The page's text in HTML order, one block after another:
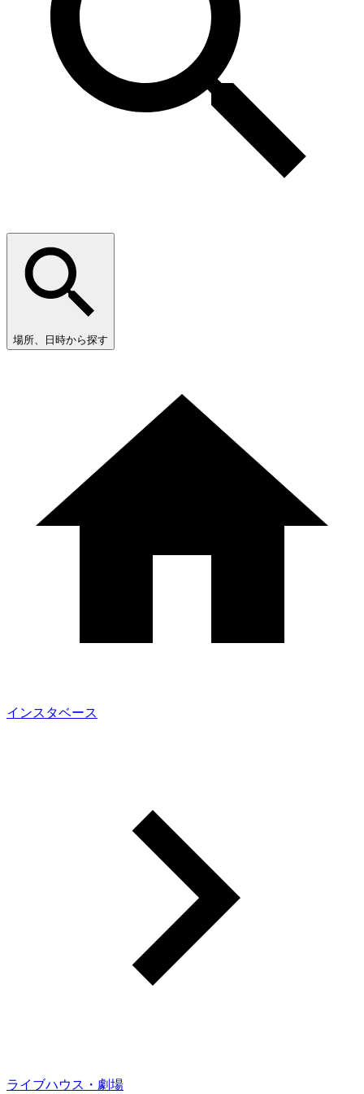
場所、日時から探す
インスタベース
ライブハウス・劇場